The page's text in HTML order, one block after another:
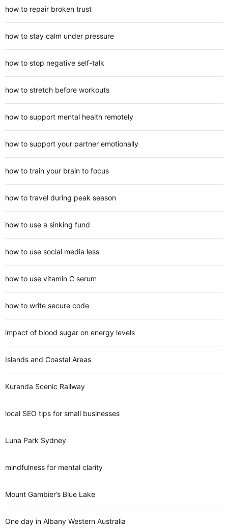
how to repair broken trust
how to stay calm under pressure
how to stop negative self-talk
how to stretch before workouts
how to support mental health remotely
how to support your partner emotionally
how to train your brain to focus
how to travel during peak season
how to use a sinking fund
how to use social media less
how to use vitamin C serum
how to write secure code
impact of blood sugar on energy levels
Islands and Coastal Areas
Kuranda Scenic Railway
local SEO tips for small businesses
Luna Park Sydney
mindfulness for mental clarity
Mount Gambier’s Blue Lake
One day in Albany Western Australia